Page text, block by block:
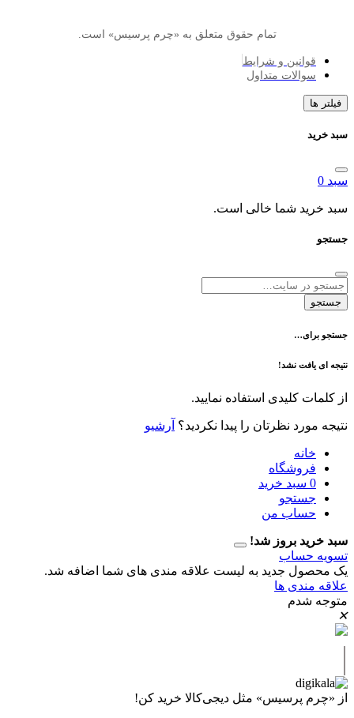
تمام حقوق متعلق به «چرم پرسیس» است.
و شرایط
متداول
شما خالی است.
نشد!
کلیدی استفاده نمایید.
نظرتان را پیدا نکردید؟ آرشیو
سبد خرید
من
بروز شد!
جدید به لیست علاقه مندی های شما اضافه شد.
ها
پرسیس» مثل دیجی‌کالا خرید کن!